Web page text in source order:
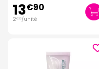
13€90
2€32/unité